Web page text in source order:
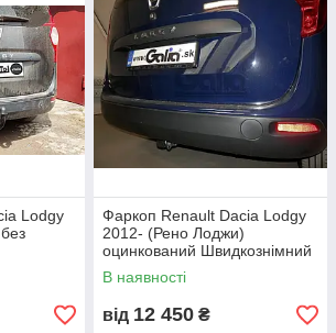
автомат на ручці
Lodgy
Фаркоп Renault Dacia Lodgy
2012- (Рено Лоджи)
оцинкований Швидкознімний
автомат на ручці
В наявності
від 12 450 ₴